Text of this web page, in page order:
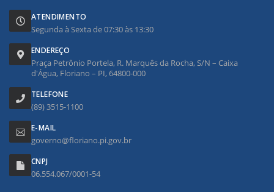
ATENDIMENTO
Segunda à Sexta de 07:30 às 13:30
ENDEREÇO
Praça Petrônio Portela, R. Marquês da Rocha, S/N – Caixa
d'Água, Floriano – PI, 64800-000
TELEFONE
(89) 3515-1100
E-MAIL
governo@floriano.pi.gov.br
CNPJ
06.554.067/0001-54